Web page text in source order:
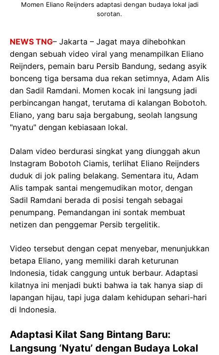
Momen Eliano Reijnders adaptasi dengan budaya lokal jadi
sorotan.
NEWS TNG– Jakarta – Jagat maya dihebohkan
dengan sebuah video viral yang menampilkan Eliano
Reijnders, pemain baru Persib Bandung, sedang asyik
bonceng tiga bersama dua rekan setimnya, Adam Alis
dan Sadil Ramdani. Momen kocak ini langsung jadi
perbincangan hangat, terutama di kalangan Bobotoh.
Eliano, yang baru saja bergabung, seolah langsung
"nyatu" dengan kebiasaan lokal.
Dalam video berdurasi singkat yang diunggah akun
Instagram Bobotoh Ciamis, terlihat Eliano Reijnders
duduk di jok paling belakang. Sementara itu, Adam
Alis tampak santai mengemudikan motor, dengan
Sadil Ramdani berada di posisi tengah sebagai
penumpang. Pemandangan ini sontak membuat
netizen dan penggemar Persib tergelitik.
Video tersebut dengan cepat menyebar, menunjukkan
betapa Eliano, yang memiliki darah keturunan
Indonesia, tidak canggung untuk berbaur. Adaptasi
kilatnya ini menjadi bukti bahwa ia tak hanya siap di
lapangan hijau, tapi juga dalam kehidupan sehari-hari
di Indonesia.
Adaptasi Kilat Sang Bintang Baru:
Langsung ‘Nyatu’ dengan Budaya Lokal